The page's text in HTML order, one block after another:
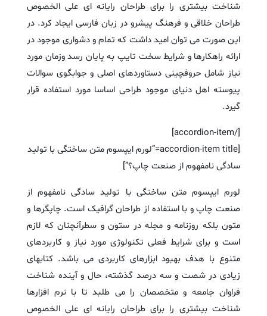
شناخت بیشتری را برای طراحان رایانه ای علی الخصوص
طراحان خلاقی و فرهنگ پیشرو در زبان فارسی ایجاد کرد. در
این صورت می توان امید داشت که تمام و دشواری موجود در
ارائه راهکارها و شرایط سخت تایپ به پایان رسد وزمان مورد
نیاز شامل حروفچینی دستاوردهای اصلی و جوابگوی سوالات
پیوسته اهل دنیای موجود طراحی اساسا مورد استفاده قرار
گیرد.
[/accordion-item]
[accordion-item title=”لورم ایپسوم متن ساختگی با تولید
سادگی نامفهوم از صنعت چاپ؟”]
لورم ایپسوم متن ساختگی با تولید سادگی نامفهوم از
صنعت چاپ و با استفاده از طراحان گرافیک است. چاپگرها و
متون بلکه روزنامه و مجله در ستون و سطرآنچنان که لازم
است و برای شرایط فعلی تکنولوژی مورد نیاز و کاربردهای
متنوع با هدف بهبود ابزارهای کاربردی می باشد. کتابهای
زیادی در شصت و سه درصد گذشته، حال و آینده شناخت
فراوان جامعه و متخصصان را می طلبد تا با نرم افزارها
شناخت بیشتری را برای طراحان رایانه ای علی الخصوص